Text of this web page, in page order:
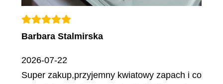
Barbara Stalmirska
2026-07-22
Super zakup,przyjemny kwiatowy zapach i co